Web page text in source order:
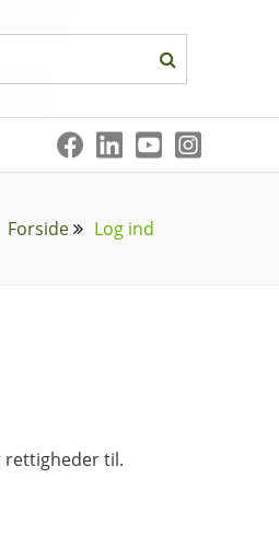
Forside Log ind
rettigheder til.